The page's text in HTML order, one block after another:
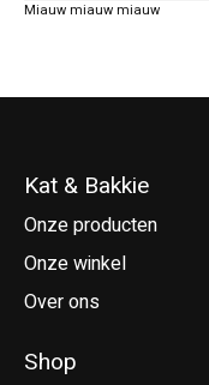
Miauw miauw miauw
Kat & Bakkie
Onze producten
Onze winkel
Over ons
Shop